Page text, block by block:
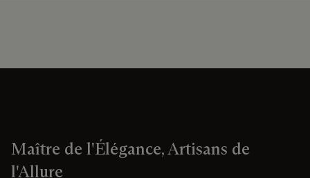
Maître de l'Élégance, Artisans de
l'Allure